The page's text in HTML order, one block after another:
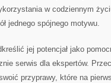
w codziennym
jednego spójnego motywu.
jej potencjał jako
serwis dla ekspertów.
przyprawy, które na